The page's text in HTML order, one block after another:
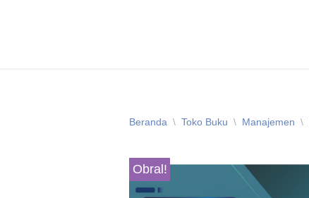
Beranda \ Toko Buku \ Manajemen \
Obral!